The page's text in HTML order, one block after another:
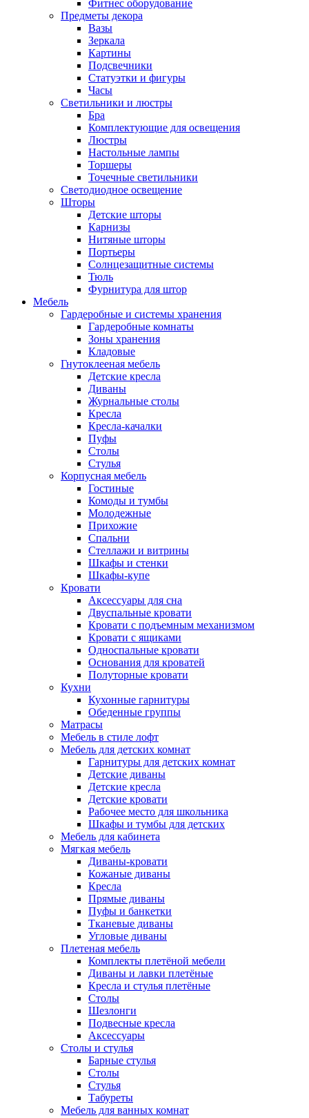
Фитнес оборудование
Предметы декора
Вазы
Зеркала
Картины
Подсвечники
Статуэтки и фигуры
Часы
Светильники и люстры
Бра
Комплектующие для освещения
Люстры
Настольные лампы
Торшеры
Точечные светильники
Светодиодное освещение
Шторы
Детские шторы
Карнизы
Нитяные шторы
Портьеры
Солнцезащитные системы
Тюль
Фурнитура для штор
Мебель
Гардеробные и системы хранения
Гардеробные комнаты
Зоны хранения
Кладовые
Гнутоклееная мебель
Детские кресла
Диваны
Журнальные столы
Кресла
Кресла-качалки
Пуфы
Столы
Стулья
Корпусная мебель
Гостиные
Комоды и тумбы
Молодежные
Прихожие
Спальни
Стеллажи и витрины
Шкафы и стенки
Шкафы-купе
Кровати
Аксессуары для сна
Двуспальные кровати
Кровати с подъемным механизмом
Кровати с ящиками
Односпальные кровати
Основания для кроватей
Полуторные кровати
Кухни
Кухонные гарнитуры
Обеденные группы
Матрасы
Мебель в стиле лофт
Мебель для детских комнат
Гарнитуры для детских комнат
Детские диваны
Детские кресла
Детские кровати
Рабочее место для школьника
Шкафы и тумбы для детских
Мебель для кабинета
Мягкая мебель
Диваны-кровати
Кожаные диваны
Кресла
Прямые диваны
Пуфы и банкетки
Тканевые диваны
Угловые диваны
Плетеная мебель
Комплекты плетёной мебели
Диваны и лавки плетёные
Кресла и стулья плетёные
Столы
Шезлонги
Подвесные кресла
Аксессуары
Столы и стулья
Барные стулья
Столы
Стулья
Табуреты
Мебель для ванных комнат